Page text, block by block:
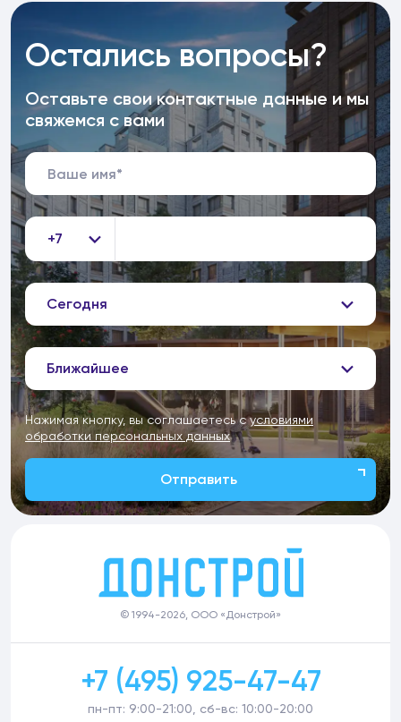
Остались вопросы?
Оставьте свои контактные данные и мы
свяжемся с вами
+7
Сегодня
Ближайшее
Нажимая кнопку, вы соглашаетесь сусловиями
обработки персональных данных
Отправить
© 1994-2026, ООО «Донстрой»
+7 (495) 925-47-47
пн-пт: 9:00-21:00, сб-вс: 10:00-20:00